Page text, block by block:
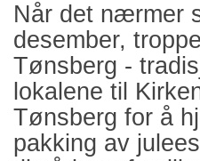
Når det nærmer
desember,
Tønsberg -
lokalene til
Tønsberg for å
pakking av